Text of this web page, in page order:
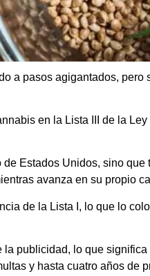
a pasos agigantados,
en la Lista III de la
Estados Unidos, sino
avanza en su propio
de la Lista I, lo que lo
publicidad, lo que
y hasta cuatro años de